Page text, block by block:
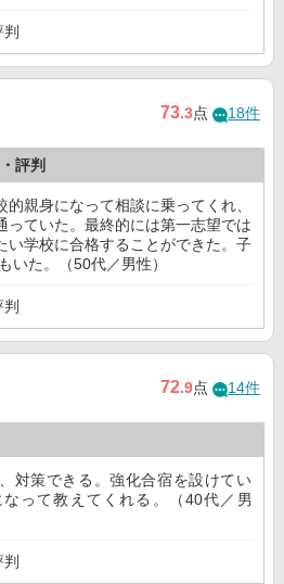
73.3点 18件
評判
的親身になって相談に乗ってくれ、
っていた。最終的には第一志望では
い学校に合格することができた。子
いた。（50代／男性）
72.9点 14件
対策できる。強化合宿を設けてい
って教えてくれる。（40代／男